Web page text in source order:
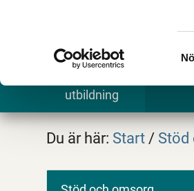
utbildning
Du är här: Start / Stöd